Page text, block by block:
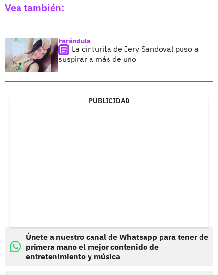
Vea también:
Farándula
La cinturita de Jery Sandoval puso a
suspirar a más de uno
PUBLICIDAD
Únete a nuestro canal de Whatsapp para tener de
primera mano el mejor contenido de
entretenimiento y música